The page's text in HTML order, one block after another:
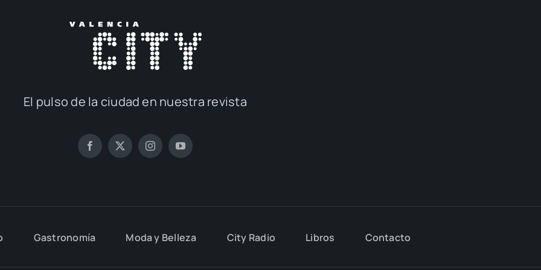
El pul­so de la ciu­dad en nues­tra revis­ta
Gas­tro­no­mía Moda y Belle­za City Radio Libros Con­tac­to